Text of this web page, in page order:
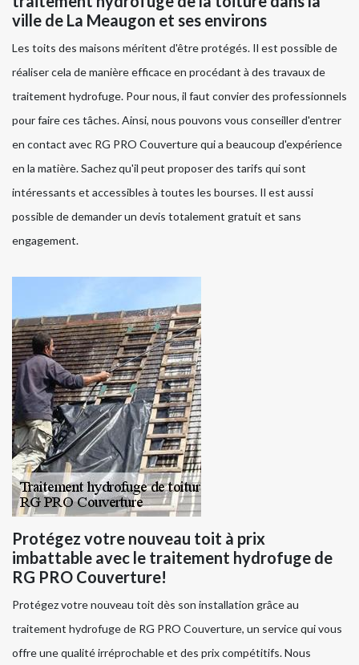
ville de La Meaugon et ses environs
Les toits des maisons méritent d'être protégés. Il est possible de
réaliser cela de manière efficace en procédant à des travaux de
traitement hydrofuge. Pour nous, il faut convier des professionnels
pour faire ces tâches. Ainsi, nous pouvons vous conseiller d'entrer
en contact avec RG PRO Couverture qui a beaucoup d'expérience
en la matière. Sachez qu'il peut proposer des tarifs qui sont
intéressants et accessibles à toutes les bourses. Il est aussi
possible de demander un devis totalement gratuit et sans
engagement.
Protégez votre nouveau toit à prix
imbattable avec le traitement hydrofuge de
RG PRO Couverture!
Protégez votre nouveau toit dès son installation grâce au
traitement hydrofuge de RG PRO Couverture, un service qui vous
offre une qualité irréprochable et des prix compétitifs. Nous